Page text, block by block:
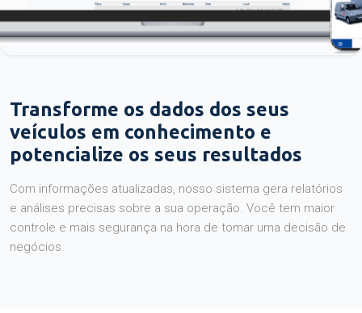
Transforme os dados dos seus
veículos em conhecimento e
potencialize os seus resultados
Com informações atualizadas, nosso sistema gera relatórios
e análises precisas sobre a sua operação. Você tem maior
controle e mais segurança na hora de tomar uma decisão de
negócios.